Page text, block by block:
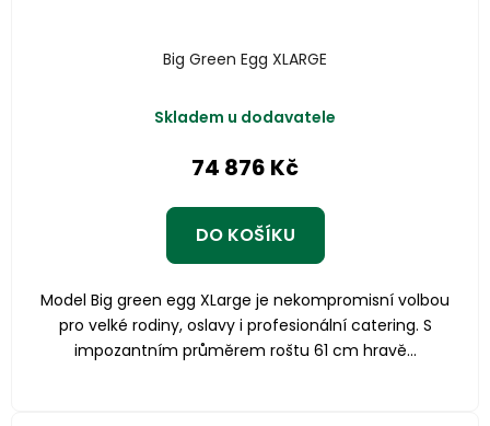
Big Green Egg XLARGE
Skladem u dodavatele
74 876 Kč
DO KOŠÍKU
Model Big green egg XLarge je nekompromisní volbou
pro velké rodiny, oslavy i profesionální catering. S
impozantním průměrem roštu 61 cm hravě...